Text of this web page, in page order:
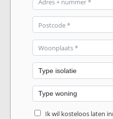
Ik wil kosteloos laten